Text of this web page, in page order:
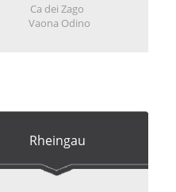
Ca dei Zago
Vaona Odino
Rheingau